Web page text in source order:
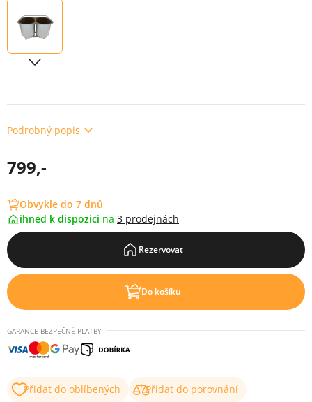
Podrobný popis
799,-
Obvykle do 7 dnů
ihned k dispozici na 3 prodejnách
Rezervovat
Do košíku
GARANCE BEZPEČNÉ PLATBY
Přidat do oblíbených
Přidat do porovnání